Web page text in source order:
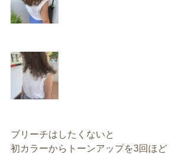
ブリーチはしたくないと
初カラーからトーンアップを3回ほど